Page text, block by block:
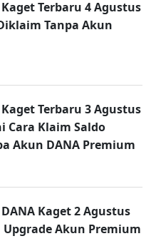
Terbaru 4 Agustus
Tanpa Akun
Terbaru 3 Agustus
Cara Klaim Saldo
Akun DANA Premium
Kaget 2 Agustus
Upgrade Akun Premium